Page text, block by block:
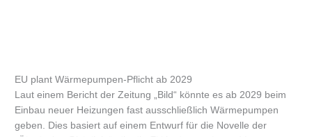
EU plant Wärmepumpen-Pflicht ab 2029
Laut einem Bericht der Zeitung „Bild“ könnte es ab 2029 beim
Einbau neuer Heizungen fast ausschließlich Wärmepumpen
geben. Dies basiert auf einem Entwurf für die Novelle der